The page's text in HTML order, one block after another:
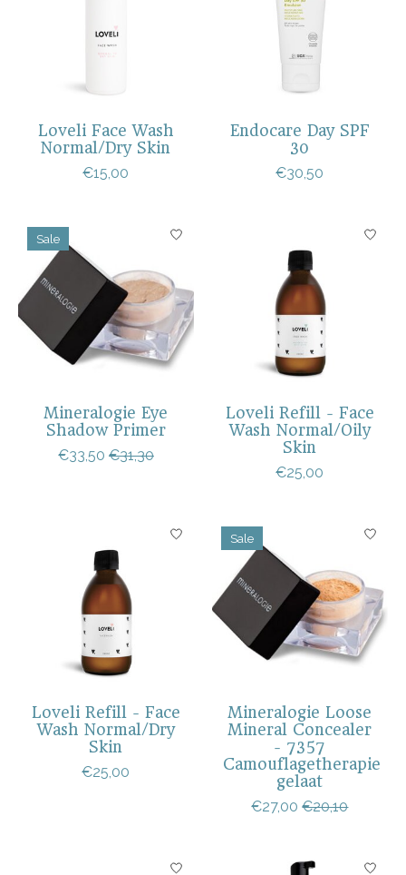
Loveli Face Wash
Normal/Dry Skin
€15,00
Endocare Day SPF
30
€30,50
Sale
Mineralogie Eye
Shadow Primer
€33,50 €31,30
Loveli Refill - Face
Wash Normal/Oily
Skin
€25,00
Loveli Refill - Face
Wash Normal/Dry
Skin
€25,00
Sale
Mineralogie Loose
Mineral Concealer
- 7357
Camouflagetherapie
gelaat
€27,00 €20,10